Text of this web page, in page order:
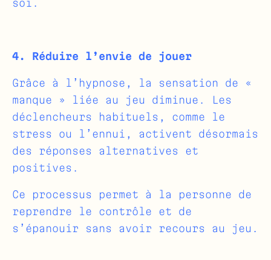
soi.
4. Réduire l’envie de jouer
Grâce à l’hypnose, la sensation de «
manque » liée au jeu diminue. Les
déclencheurs habituels, comme le
stress ou l’ennui, activent désormais
des réponses alternatives et
positives.
Ce processus permet à la personne de
reprendre le contrôle et de
s’épanouir sans avoir recours au jeu.